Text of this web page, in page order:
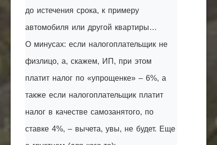
до истечения срока, к примеру
автомобиля или другой квартиры…
О минусах: если налогоплательщик не
физлицо, а, скажем, ИП, при этом
платит налог по «упрощенке» – 6%, а
также если налогоплательщик платит
налог в качестве самозанятого, по
ставке 4%, – вычета, увы, не будет. Еще